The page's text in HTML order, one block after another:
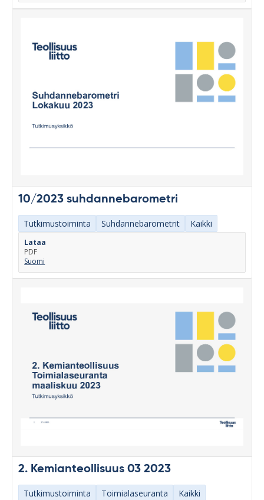
10/2023 suhdannebarometri
Tutkimustoiminta Suhdannebarometrit Kaikki
Lataa
PDF
Suomi
2. Kemianteollisuus 03 2023
Tutkimustoiminta Toimialaseuranta Kaikki